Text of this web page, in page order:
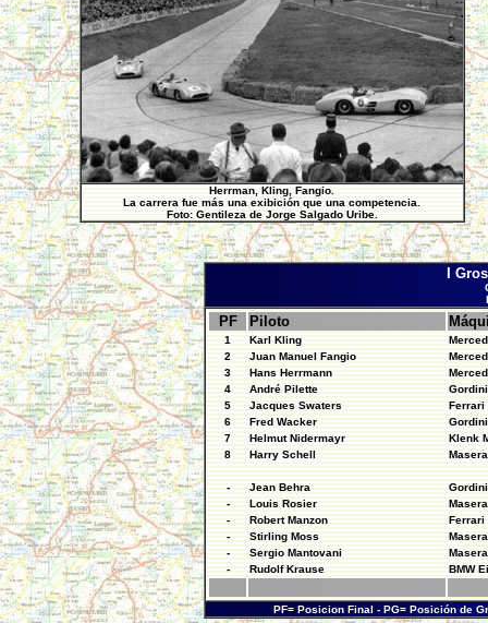
Herrman, Kling, Fangio.
La carrera fue más una exibición que una competencia.
Foto: Gentileza de Jorge Salgado Uribe.
I
PF Piloto
1 Karl Kling
2
Juan Manuel Fangio
3
Hans Herrmann
4
André Pilette
5
Jacques Swaters
Ferrari
6
Fred Wacker
7
Helmut Nidermayr
Klenk
8
Harry Schell
- Jean Behra
-
Louis Rosier
-
Robert Manzon
Ferrari
-
Stirling Moss
-
Sergio Mantovani
-
Rudolf Krause BMW
PF= Posicion Final - PG= Posición de